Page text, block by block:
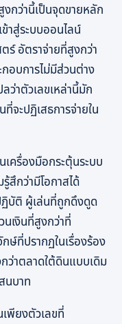
กว่านี้เป็นจุดขายหลัก
าสู่ระบบออนไลน์
ร์ อัตราจ่ายที่สูงกว่า
อบการไม่มีส่วนต่าง
ว่าตัวเลขเหล่านี้มัก
จะปฏิเสธการจ่ายใน
ครื่องมือกระตุ้นระบบ
สึกว่ามีโอกาสได้
ฏิบัติ ผู้เล่นที่ถูกดึงดูด
เงินที่สูงกว่าที่
ษ์ที่ปรากฏในเรื่องร้อง
ว่าตลาดใต้ดินแบบเดิม
นบาท
พียงตัวเลขที่